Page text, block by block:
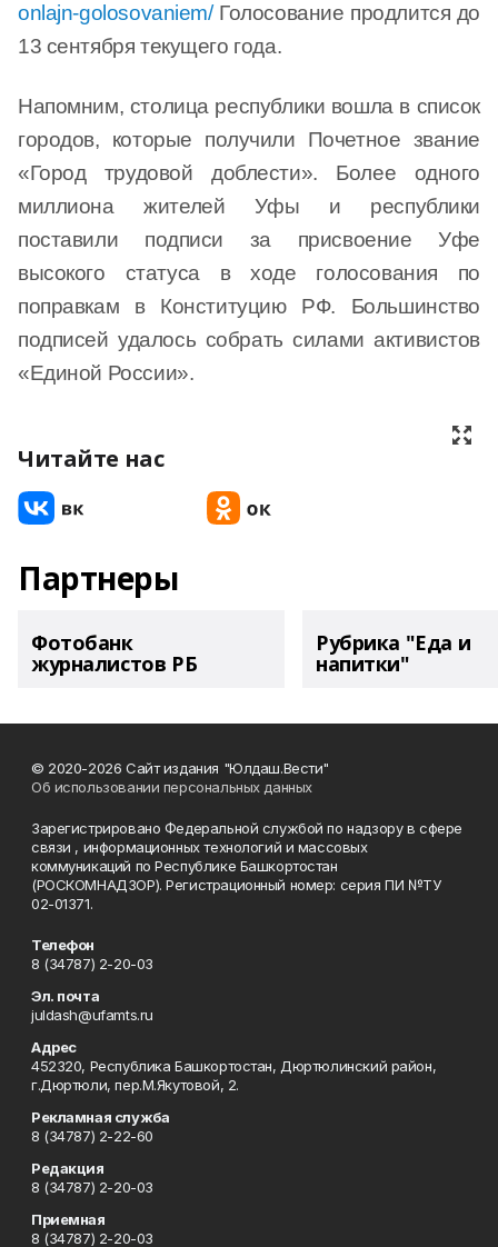
onlajn-golosovaniem/Голосование продлится до
13 сентября текущего года.
Напомним, столица республики вошла в список
городов, которые получили Почетное звание
«Город трудовой доблести». Более одного
миллиона жителей Уфы и республики
поставили подписи за присвоение Уфе
высокого статуса в ходе голосования по
поправкам в Конституцию РФ. Большинство
подписей удалось собрать силами активистов
«Единой России».
Читайте нас
Партнеры
Фотобанк
журналистов РБ
Рубрика "Еда и
напитки"
© 2020-2026 Сайт издания "Юлдаш.Вести"
Об использовании персональных данных
Зарегистрировано Федеральной службой по надзору в сфере
связи , информационных технологий и массовых
коммуникаций по Республике Башкортостан
(РОСКОМНАДЗОР). Регистрационный номер: серия ПИ №ТУ
02-01371.
Телефон
8 (34787) 2-20-03
Эл. почта
juldash@ufamts.ru
Адрес
452320, Республика Башкортостан, Дюртюлинский район,
г.Дюртюли, пер.М.Якутовой, 2.
Рекламная служба
8 (34787) 2-22-60
Редакция
8 (34787) 2-20-03
Приемная
8 (34787) 2-20-03